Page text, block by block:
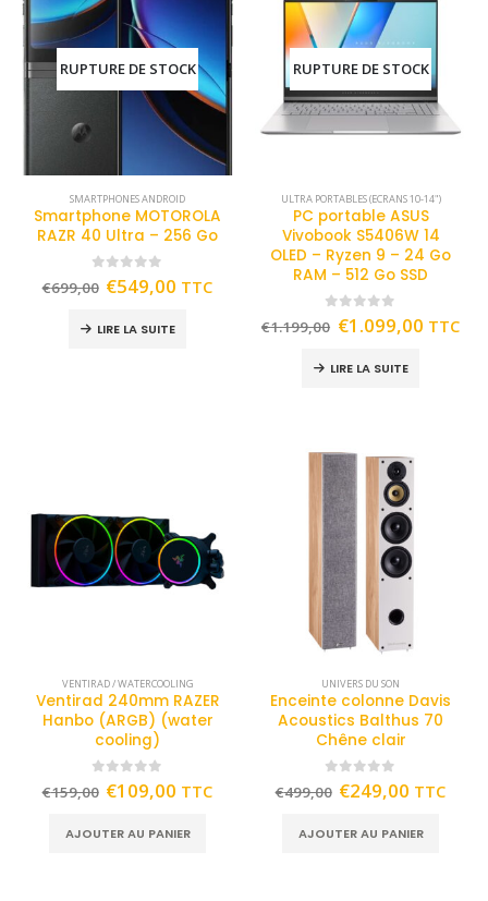
RUPTURE DE STOCK
SMARTPHONES ANDROID
Smartphone MOTOROLA
RAZR 40 Ultra – 256 Go
out of 5
€699,00 €549,00 TTC
LIRE LA SUITE
RUPTURE DE STOCK
ULTRA PORTABLES (ECRANS 10-14")
PC portable ASUS
Vivobook S5406W 14
OLED – Ryzen 9 – 24 Go
RAM – 512 Go SSD
out of 5
€1.199,00 €1.099,00 TTC
LIRE LA SUITE
VENTIRAD / WATERCOOLING
Ventirad 240mm RAZER
Hanbo (ARGB) (water
cooling)
out of 5
€159,00 €109,00 TTC
AJOUTER AU PANIER
UNIVERS DU SON
Enceinte colonne Davis
Acoustics Balthus 70
Chêne clair
out of 5
€499,00 €249,00 TTC
AJOUTER AU PANIER